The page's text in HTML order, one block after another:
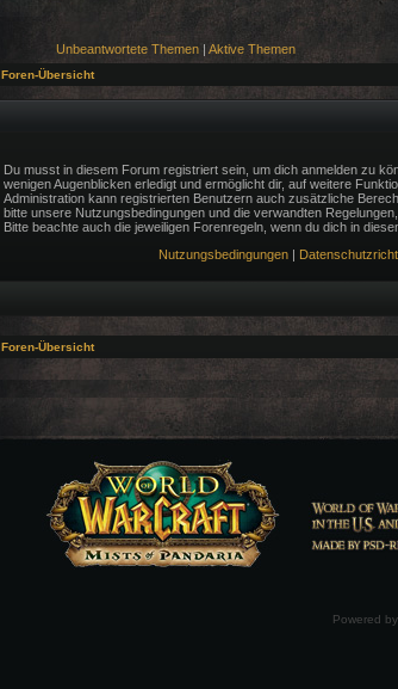
Unbeantwortete Themen | Aktive Themen
Foren-Übersicht
Du musst in diesem Forum registriert sein, um dich anmelden zu
wenigen Augenblicken erledigt und ermöglicht dir, auf weitere
Administration kann registrierten Benutzern auch zusätzliche
bitte unsere Nutzungsbedingungen und die verwandten
Bitte beachte auch die jeweiligen Forenregeln, wenn du dich in
Nutzungsbedingungen|
Foren-Übersicht
Powered by